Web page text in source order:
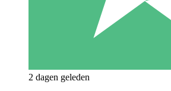
2 dagen geleden